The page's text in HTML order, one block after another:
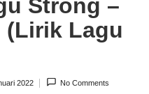
Strong –
(Lirik Lagu
2022 No Comments